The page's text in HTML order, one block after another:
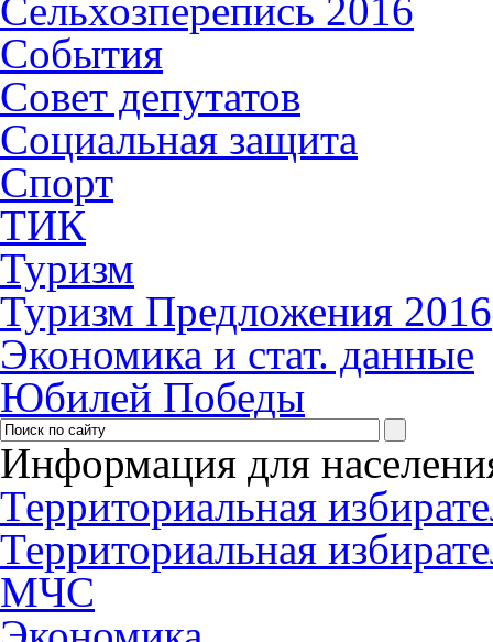
Сельхозперепись 2016
События
Совет депутатов
Социальная защита
Спорт
ТИК
Туризм
Туризм Предложения 2016
Экономика и стат. данные
Юбилей Победы
Информация для
Территориальная
Территориальная
МЧС